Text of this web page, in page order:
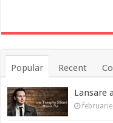
Popular Recent
Lansare